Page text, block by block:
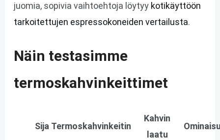
juomia, sopivia vaihtoehtoja löytyy kotikäyttöön
tarkoitettujen espressokoneiden vertailusta.
Näin testasimme
termoskahvinkeittimet
Sija Termoskahvinkeitin
Kahvin
laatu